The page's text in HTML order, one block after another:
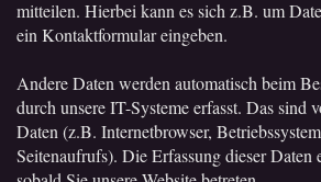
mitteilen. Hierbei kann es sich z.B. um
ein Kontaktformular eingeben.
Andere Daten werden automatisch beim
durch unsere IT-Systeme erfasst. Das sind
Daten (z.B. Internetbrowser,
Seitenaufrufs). Die Erfassung dieser Daten